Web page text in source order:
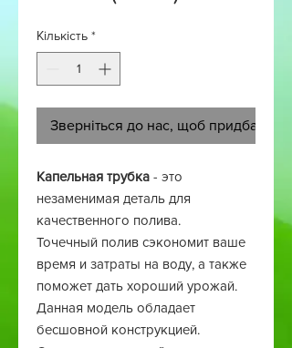
Кількість *
Зверніться до нас, щоб придбати
Капельная трубка - это
незаменимая деталь для
качественного полива.
Точечный полив сэкономит ваше
время и затраты на воду, а также
поможет дать хороший урожай.
Данная модель обладает
бесшовной конструкцией.